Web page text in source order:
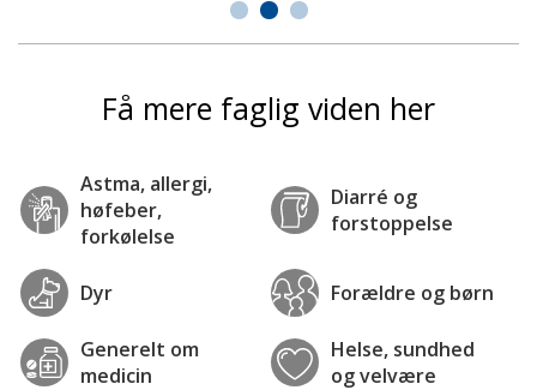
Få mere faglig viden her
Astma, allergi,
høfeber,
forkølelse
Diarré og
forstoppelse
Dyr Forældre og børn
Generelt om
medicin
Helse, sundhed
og velvære